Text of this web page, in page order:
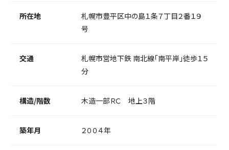
所在地
札幌市豊平区中の島１条７丁目２番１９
号
交通
札幌市営地下鉄 南北線「南平岸」徒歩１５
分
構造/階数 木造一部ＲＣ 地上３階
築年月 ２００４年